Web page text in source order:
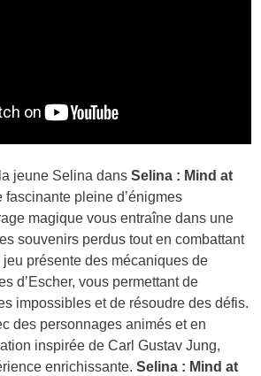
jeune Selina dansSelina : Mind at
fascinante pleine d’énigmes
magique vous entraîne dans une
souvenirs perdus tout en combattant
jeu présente des mécaniques de
d’Escher, vous permettant de
impossibles et de résoudre des défis.
des personnages animés et en
inspirée de Carl Gustav Jung,
enrichissante.Selina : Mind at